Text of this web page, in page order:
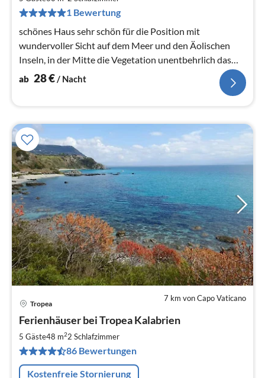
1 Bewertung
schönes Haus sehr schön für die Position mit
wundervoller Sicht auf dem Meer und den Äolischen
Inseln, in der Mitte die Vegetation unentbehrlich das
Auto das Maresi, das zu 1km gelegen ist
ab 28€/ Nacht
7 km von Capo Vaticano
Tropea
Ferienhäuser bei Tropea Kalabrien
5 Gäste48 m22 Schlafzimmer
86 Bewertungen
Kostenfreie Stornierung